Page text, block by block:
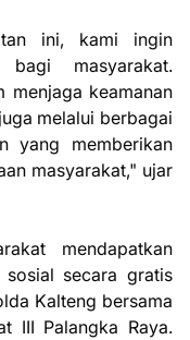
ini, kami ingin
bagi masyarakat.
menjaga keamanan
melalui berbagai
yang memberikan
masyarakat," ujar
mendapatkan
sosial secara gratis
Kalteng bersama
III Palangka Raya.